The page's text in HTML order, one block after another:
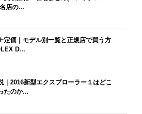
店の...
定価｜モデル別一覧と正規店で買う方
D...
｜2016新型エクスプローラー１はどこ
たのか...